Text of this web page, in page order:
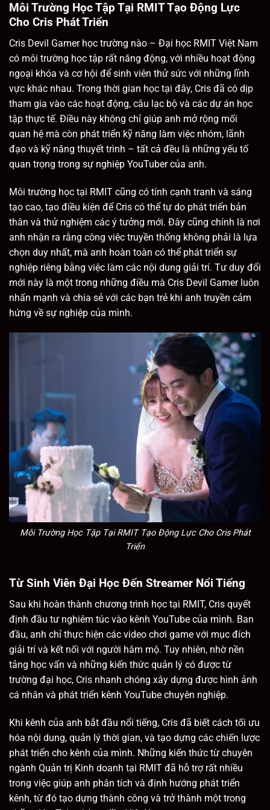
Môi Trường Học Tập Tại RMIT Tạo Động Lực
Cho Cris Phát Triển
Cris Devil Gamer học trường nào – Đại học RMIT Việt Nam
có môi trường học tập rất năng động, với nhiều hoạt động
ngoại khóa và cơ hội để sinh viên thử sức với những lĩnh
vực khác nhau. Trong thời gian học tại đây, Cris đã có dịp
tham gia vào các hoạt động, câu lạc bộ và các dự án học
tập thực tế. Điều này không chỉ giúp anh mở rộng mối
quan hệ mà còn phát triển kỹ năng làm việc nhóm, lãnh
đạo và kỹ năng thuyết trình – tất cả đều là những yếu tố
quan trọng trong sự nghiệp YouTuber của anh.
Môi trường học tại RMIT cũng có tính cạnh tranh và sáng
tạo cao, tạo điều kiện để Cris có thể tự do phát triển bản
thân và thử nghiệm các ý tưởng mới. Đây cũng chính là nơi
anh nhận ra rằng công việc truyền thống không phải là lựa
chọn duy nhất, mà anh hoàn toàn có thể phát triển sự
nghiệp riêng bằng việc làm các nội dung giải trí. Tư duy đổi
mới này là một trong những điều mà Cris Devil Gamer luôn
nhấn mạnh và chia sẻ với các bạn trẻ khi anh truyền cảm
hứng về sự nghiệp của mình.
Môi Trường Học Tập Tại RMIT Tạo Động Lực Cho Cris Phát
Triển
Từ Sinh Viên Đại Học Đến Streamer Nổi Tiếng
Sau khi hoàn thành chương trình học tại RMIT, Cris quyết
định đầu tư nghiêm túc vào kênh YouTube của mình. Ban
đầu, anh chỉ thực hiện các video chơi game với mục đích
giải trí và kết nối với người hâm mộ. Tuy nhiên, nhờ nền
tảng học vấn và những kiến thức quản lý có được từ
trường đại học, Cris nhanh chóng xây dựng được hình ảnh
cá nhân và phát triển kênh YouTube chuyên nghiệp.
Khi kênh của anh bắt đầu nổi tiếng, Cris đã biết cách tối ưu
hóa nội dung, quản lý thời gian, và tạo dựng các chiến lược
phát triển cho kênh của mình. Những kiến thức từ chuyên
ngành Quản trị Kinh doanh tại RMIT đã hỗ trợ rất nhiều
trong việc giúp anh phân tích và định hướng phát triển
kênh, từ đó tạo dựng thành công và trở thành một trong